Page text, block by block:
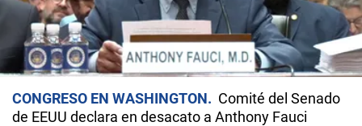
CONGRESO EN WASHINGTON
Comité del Senado
de EEUU declara en desacato a Anthony Fauci